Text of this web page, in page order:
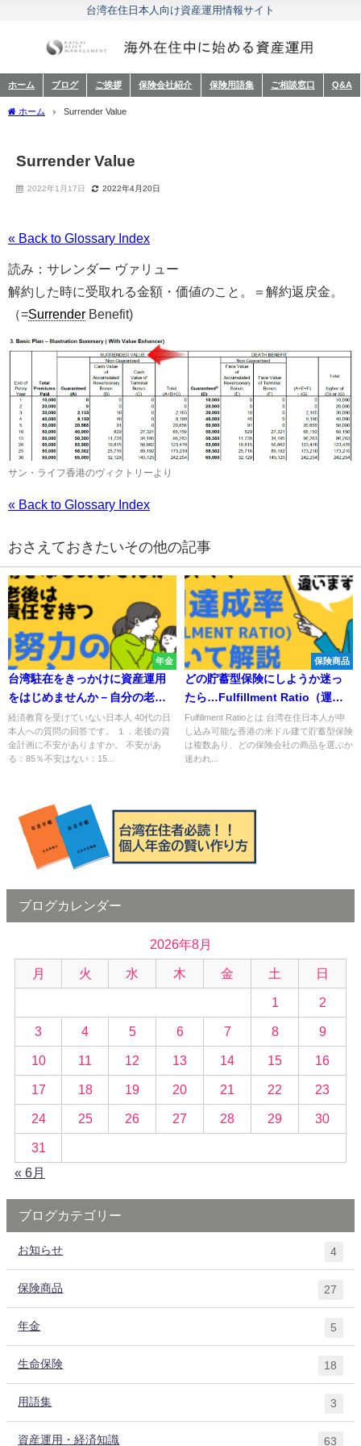
台湾在住日本人向け資産運用情報サイト
ホーム ブログ ご挨拶 保険会社紹介 保険用語集 ご相談窓口 Q&A
ホーム Surrender Value
Surrender Value
2022年1月17日 2022年4月20日
« Back to Glossary Index
読み：サレンダー ヴァリュー
解約した時に受取れる金額・価値のこと。＝解約返戻金。
（=Surrender Benefit)
サン・ライフ香港のヴィクトリーより
« Back to Glossary Index
おさえておきたいその他の記事
年金
台湾駐在をきっかけに資産運用
をはじめませんか－自分の老後
は自分で責任を持つ、自助努力
のススメ
経済教育を受けていない日本人 40代の日
本人への質問の回答です。 １．老後の資
金計画に不安がありますか。 不安があ
る：85％不安はない：15...
保険商品
どの貯蓄型保険にしようか迷っ
たら…Fulfillment Ratio（運用
達成率）について解説
Fulfillment Ratioとは 台湾在住日本人が申
し込み可能な香港の米ドル建て貯蓄型保険
は複数あり、どの保険会社の商品を選ぶか
迷われ...
ブログカレンダー
2026年8月
月 火 水 木 金 土 日
1 2
3 4 5 6 7 8 9
10 11 12 13 14 15 16
17 18 19 20 21 22 23
24 25 26 27 28 29 30
31
« 6月
ブログカテゴリー
お知らせ 4
保険商品 27
年金 5
生命保険 18
用語集 3
資産運用・経済知識 63